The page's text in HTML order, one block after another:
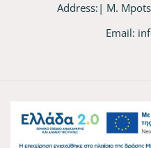
Address:| M.
Email: